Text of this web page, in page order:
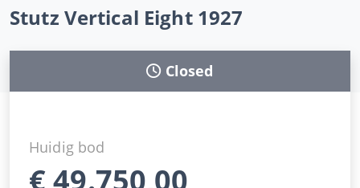
Stutz Vertical Eight 1927
Closed
Huidig bod